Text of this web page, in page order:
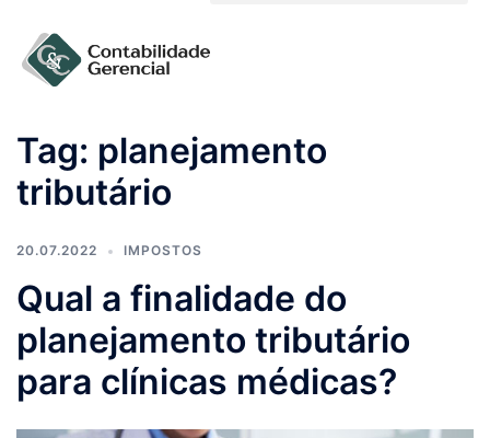
Tag: planejamento
tributário
20.07.2022 IMPOSTOS
Qual a finalidade do
planejamento tributário
para clínicas médicas?